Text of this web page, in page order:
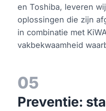
en Toshiba, leveren
oplossingen die zijn
in combinatie met
vakbekwaamheid
05
Preventie: